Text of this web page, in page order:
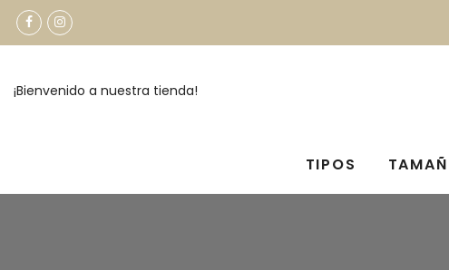
¡Bienvenido a nuestra tienda!
TIPOS